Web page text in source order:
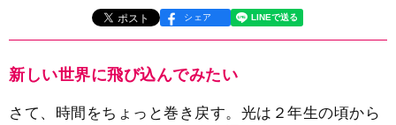
シェア
新しい世界に飛び込んでみたい
さて、時間をちょっと巻き戻す。光は２年生の頃から